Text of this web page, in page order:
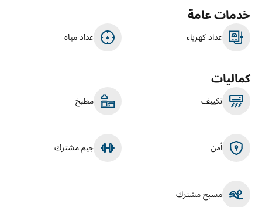
خدمات عامة
عداد كهرباء عداد مياه
كماليات
تكييف مطبخ
أمن جيم مشترك
مسبح مشترك